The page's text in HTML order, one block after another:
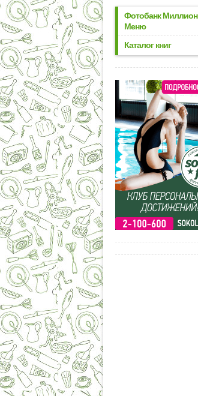
Фотобанк Миллион
Меню
Каталог книг